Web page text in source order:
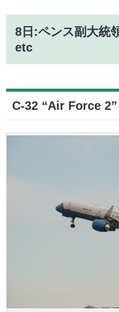
8日:ペンス副大統
etc
C-32 “Air Force 2”